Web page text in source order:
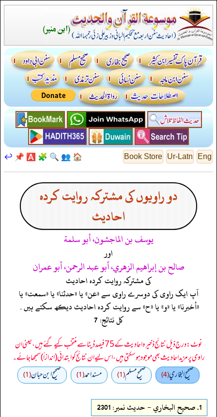
Eng
Ur-Latn
Book Store
🏠
👥
🔍
🧩
🅰️
📌
↩️
دو راویوں کی مشترکہ روایت کردہ
احادیث
يوسف بن الماجشون، أبو سلمة
اور
صالح بن إبراهيم الزهري، أبو عبد الرحمن، أبو عمران
کی مشترکہ روایت کردہ احادیث
آپ ایک راوی کی دوسرے راوی سے «عن» یا «حدثنا» یا «سمعت» یا
«أخبرنا» یا «و» یا «ح» سے روایت کردہ احادیث دیکھ سکتے ہیں۔
کل نتائج: 7
نوٹ: درج ذیل نتائج ذخیرہ احادیث کے 75 فیصد ڈیٹا سے منتخب کیے گئے ہیں، یعنی ان
راوی پر مزید احادیث بھی موجود ہو سکتی ہیں، اس لیے ان نتائج کو ابتدائی (اندازاً) سمجھا جائے۔
صحيح البخاري(4) صحيح مسلم(1) مسند احمد(1) صحیح ابن حبان(1)
1. صحيح البخاري - حدیث نمبر: 2301